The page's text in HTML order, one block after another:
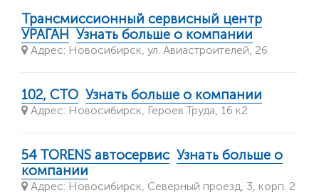
Трансмиссионный сервисный центр
УРАГАН Узнать больше о компании
Адрес: Новосибирск, ул. Авиастроителей, 26
102, СТО Узнать больше о компании
Адрес: Новосибирск, Героев Труда, 16 к2
54 TORENS автосервис Узнать больше о
компании
Адрес: Новосибирск, Северный проезд, 3, корп. 2